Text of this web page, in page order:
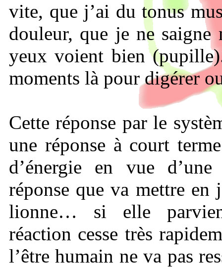
vite, que j’ai du tonus
douleur, que je ne saigne
yeux voient bien
moments là pour digérer
Cette réponse par le
une réponse à court
d’énergie en vue
réponse que va mettre
lionne… si elle
réaction cesse très
l’être humain ne va pas